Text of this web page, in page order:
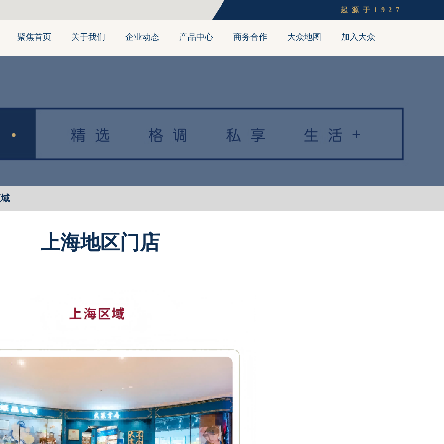
聚焦首页 关于我们 企业动态 产品中心 商务合作 大众地图 加入大众
起源于1927
上海地区门店